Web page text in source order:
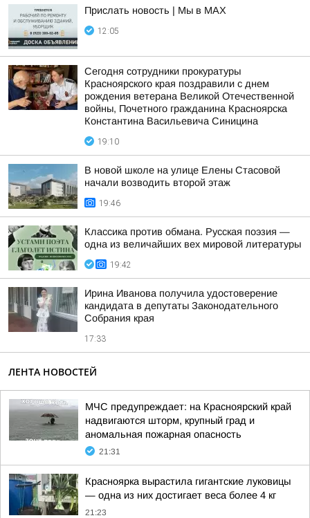
Прислать новость | Мы в MAX
12:05
Сегодня сотрудники прокуратуры
Красноярского края поздравили с днем
рождения ветерана Великой Отечественной
войны, Почетного гражданина Красноярска
Константина Васильевича Синицина
19:10
В новой школе на улице Елены Стасовой
начали возводить второй этаж
19:46
Классика против обмана. Русская поэзия —
одна из величайших вех мировой литературы
19:42
Ирина Иванова получила удостоверение
кандидата в депутаты Законодательного
Собрания края
17:33
ЛЕНТА НОВОСТЕЙ
МЧС предупреждает: на Красноярский край
надвигаются шторм, крупный град и
аномальная пожарная опасность
21:31
Красноярка вырастила гигантские луковицы
— одна из них достигает веса более 4 кг
21:23